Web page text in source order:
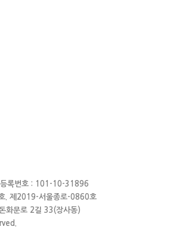
록번호 : 101-10-31896
. 제2019-서울종로-0860호
문로 2길 33(장사동)